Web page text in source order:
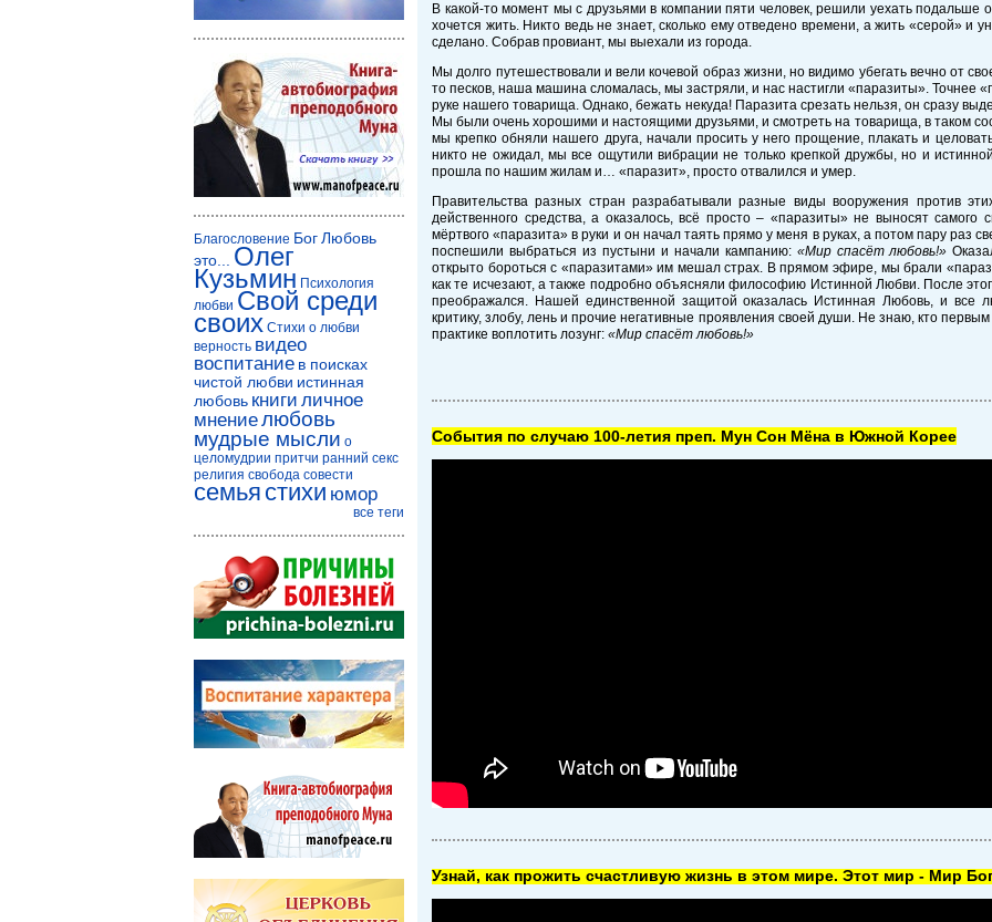
В какой-то момент мы с друзьями в компании пяти человек, решили уехать подальше
хочется жить. Никто ведь не знает, сколько ему отведено времени, а жить «серой» и
сделано. Собрав провиант, мы выехали из города.
Мы долго путешествовали и вели кочевой образ жизни, но видимо убегать вечно от
то песков, наша машина сломалась, мы застряли, и нас настигли «паразиты». Точнее
руке нашего товарища. Однако, бежать некуда! Паразита срезать нельзя, он сразу
Мы были очень хорошими и настоящими друзьями, и смотреть на товарища, в таком
мы крепко обняли нашего друга, начали просить у него прощение, плакать и
никто не ожидал, мы все ощутили вибрации не только крепкой дружбы, но и
прошла по нашим жилам и… «паразит», просто отвалился и умер.
Правительства разных стран разрабатывали разные виды вооружения против
действенного средства, а оказалось, всё просто – «паразиты» не выносят
мёртвого «паразита» в руки и он начал таять прямо у меня в руках, а потом пару раз
поспешили выбраться из пустыни и начали кампанию: «Мир спасёт любовь!»
открыто бороться с «паразитами» им мешал страх. В прямом эфире, мы брали
как те исчезают, а также подробно объясняли философию Истинной Любви. После
преображался. Нашей единственной защитой оказалась Истинная Любовь, и все
критику, злобу, лень и прочие негативные проявления своей души. Не знаю, кто
практике воплотить лозунг: «Мир спасёт любовь!»
Cобытия по случаю 100-летия преп. Мун Сон Мёна в Южной Корее
Узнай, как прожить счастливую жизнь в этом мире. Этот мир - Мир
Благословение БогЛюбовь
это...
Олег
Кузьмин Психология
любви Свой среди
своих Стихи о любви
верность видео
воспитание в поисках
чистой любви истинная
любовь книги личное
мнениелюбовь
мудрые мысли о
целомудрии притчи ранний секс
религия свобода совести
семья стихи юмор
все теги